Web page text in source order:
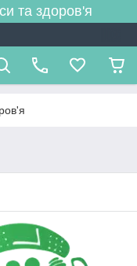
та здоров'я